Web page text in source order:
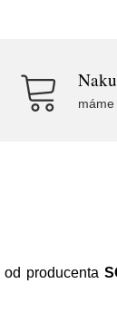
od producenta